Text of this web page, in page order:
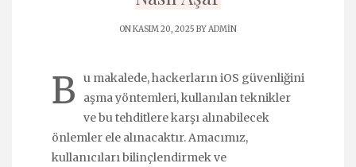
ON KASIM 20, 2025 BYADMIN
B
u makalede, hackerların iOS güvenliğini
aşma yöntemleri, kullanılan teknikler
ve bu tehditlere karşı alınabilecek
önlemler ele alınacaktır. Amacımız,
kullanıcıları bilinçlendirmek ve